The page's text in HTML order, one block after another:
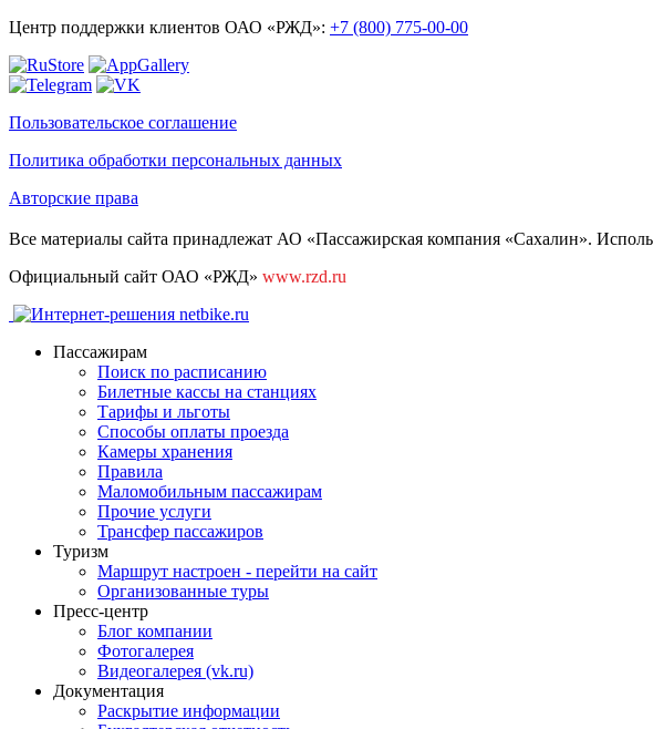
Центр поддержки клиентов ОАО «РЖД»: +7 (800) 775-00-00
Пользовательское соглашение
Политика обработки персональных данных
Авторские права
Все материалы сайта принадлежат АО «Пассажирская компания «Сахалин».
Официальный сайт ОАО «РЖД» www.rzd.ru
Пассажирам
Поиск по расписанию
Билетные кассы на станциях
Тарифы и льготы
Способы оплаты проезда
Камеры хранения
Правила
Маломобильным пассажирам
Прочие услуги
Трансфер пассажиров
Туризм
Маршрут настроен - перейти на сайт
Организованные туры
Пресс-центр
Блог компании
Фотогалерея
Видеогалерея (vk.ru)
Документация
Раскрытие информации